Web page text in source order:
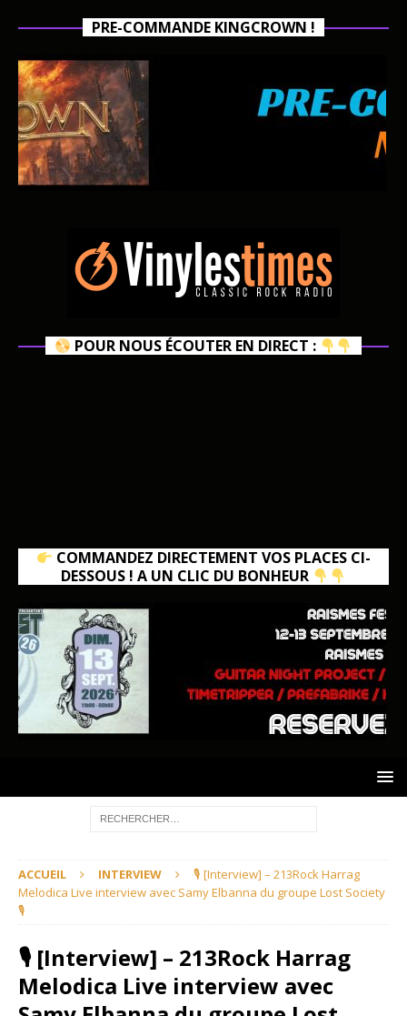
PRE-COMMANDE KINGCROWN !
POUR NOUS ÉCOUTER EN DIRECT :
COMMANDEZ DIRECTEMENT VOS PLACES CI-
DESSOUS ! A UN CLIC DU BONHEUR
ACCUEIL INTERVIEW
🎙 [Interview] – 213Rock Harrag
Melodica Live interview avec Samy Elbanna du groupe Lost Society
🎙
🎙 [Interview] – 213Rock Harrag
Melodica Live interview avec